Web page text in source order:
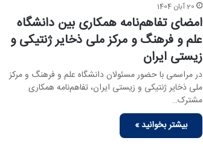
20 آبان 1404
امضای تفاهم‌نامه همکاری بین دانشگاه
علم و فرهنگ و مرکز ملی ذخایر ژنتیکی و
زیستی ایران
در مراسمی با حضور مسئولان دانشگاه علم و فرهنگ و مرکز
ملی ذخایر ژنتیکی و زیستی ایران، تفاهم‌نامه همکاری
مشترک…
بیشتر بخوانید »